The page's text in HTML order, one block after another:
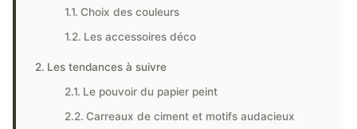
Choix des couleurs
Les accessoires déco
Les tendances à suivre
Le pouvoir du papier peint
Carreaux de ciment et motifs audacieux